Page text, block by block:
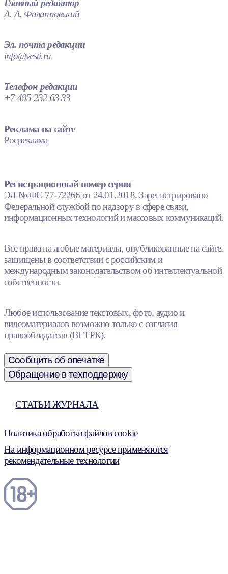
Главный редактор
А. А. Филипповский
Эл. почта редакции
info@vesti.ru
Телефон редакции
+7 495 232 63 33
Реклама на сайте
Росреклама
Регистрационный номер серии
ЭЛ № ФС 77-72266 от 24.01.2018. Зарегистрировано
Федеральной службой по надзору в сфере связи,
информационных технологий и массовых коммуникаций.
Все права на любые материалы, опубликованные на сайте,
защищены в соответствии с российским и
международным законодательством об интеллектуальной
собственности.
Любое использование текстовых, фото, аудио и
видеоматериалов возможно только с согласия
правообладателя (ВГТРК).
Сообщить об опечатке
Обращение в техподдержку
СТАТЬИ ЖУРНАЛА
Политика обработки файлов cookie
На информационном ресурсе применяются
рекомендательные технологии